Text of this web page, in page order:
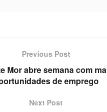
Previous Post
Mor abre semana com
de emprego
Next Post